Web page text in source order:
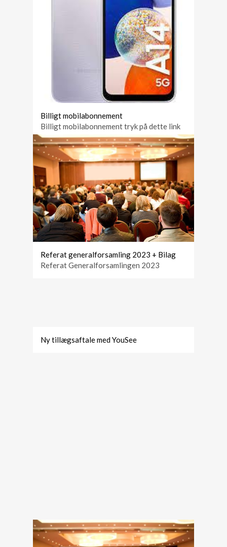
Billigt mobilabonnement
Billigt mobilabonnement tryk på dette link
https://kampagne.yousee.dk/forening-
mobil
Referat generalforsamling 2023 + Bilag
Referat Generalforsamlingen 2023
Ny tillægsaftale med YouSee